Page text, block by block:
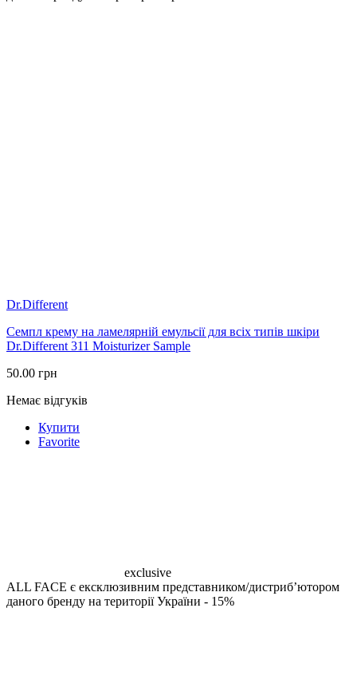
Dr.Different
Семпл крему на ламелярній емульсії для всіх типів шкіри
Dr.Different 311 Moisturizer Sample
50.00 грн
Немає відгуків
Купити
Favorite
exclusive
ALL FACE є ексклюзивним представником/дистрибʼютором
даного бренду на території України - 15%